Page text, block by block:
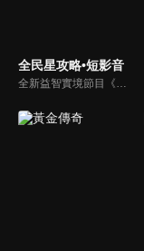
全民星攻略•短影音